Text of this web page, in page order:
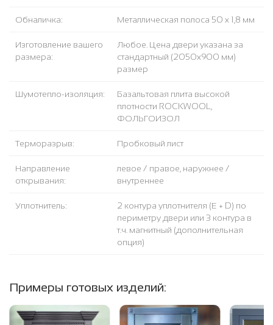
Обналичка: Металлическая полоса 50 х 1,8 мм
Изготовление вашего
размера:
Любое. Цена двери указана за
стандартный (2050x900 мм)
размер
Шумотепло-изоляция:
Базальтовая плита высокой
плотности ROCKWOOL,
ФОЛЬГОИЗОЛ
Терморазрыв: Пробковый лист
Направление
открывания:
левое / правое, наружнее /
внутреннее
Уплотнитель:
2 контура уплотнителя (Е + D) по
периметру двери или 3 контура в
т.ч. магнитный (дополнительная
опция)
Примеры готовых изделий: